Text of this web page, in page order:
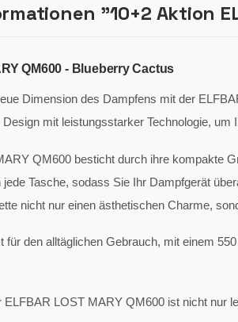
"10+2 Aktion
QM600 - Blueberry Cactus
Dimension des Dampfens mit der
mit leistungsstarker Technologie,
QM600 besticht durch ihre kompakte
Tasche, sodass Sie Ihr Dampfgerät
nicht nur einen ästhetischen Charme,
für den alltäglichen Gebrauch, mit einem
ELFBAR LOST MARY QM600 ist nicht nur